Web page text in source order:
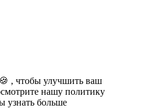
, чтобы улучшить ваш
нашу политику
узнать больше